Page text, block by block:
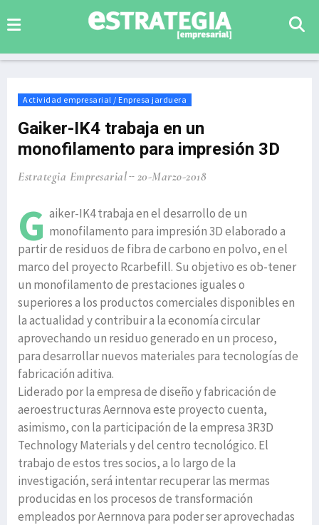
Actividad empresarial / Enpresa jarduera
Gaiker-IK4 trabaja en un
monofilamento para impresión 3D
Estrategia Empresarial 20-Marzo-2018
G aiker-IK4 trabaja en el desarrollo de un
monofilamento para impresión 3D elaborado a
partir de residuos de fibra de carbono en polvo, en el
marco del proyecto Rcarbefill. Su objetivo es ob-tener
un monofilamento de prestaciones iguales o
superiores a los productos comerciales disponibles en
la actualidad y contribuir a la economía circular
aprovechando un residuo generado en un proceso,
para desarrollar nuevos materiales para tecnologías de
fabricación aditiva.
Liderado por la empresa de diseño y fabricación de
aeroestructuras Aernnova este proyecto cuenta,
asimismo, con la participación de la empresa 3R3D
Technology Materials y del centro tecnológico. El
trabajo de estos tres socios, a lo largo de la
investigación, será intentar recuperar las mermas
producidas en los procesos de transformación
empleados por Aernnova para poder ser aprovechadas